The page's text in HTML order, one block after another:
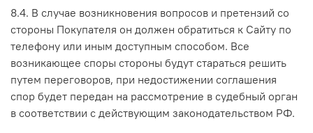
8.4. В случае возникновения вопросов и претензий со
стороны Покупателя он должен обратиться к Сайту по
телефону или иным доступным способом. Все
возникающее споры стороны будут стараться решить
путем переговоров, при недостижении соглашения
спор будет передан на рассмотрение в судебный орган
в соответствии с действующим законодательством РФ.